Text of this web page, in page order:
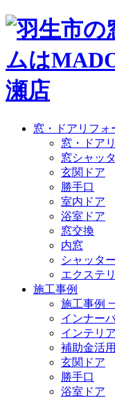
窓・ドアリフォ
窓・ドア
窓シャッ
玄関ドア
勝手口
室内ドア
浴室ドア
窓交換
内窓
シャッタ
エクステ
施工事例
施工事例
インナー
インテリ
補助金活用
玄関ドア
勝手口
浴室ドア